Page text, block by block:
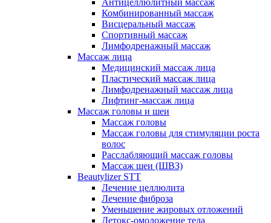
Антицеллюлитный массаж
Комбинированный массаж
Висцеральный массаж
Спортивный массаж
Лимфодренажный массаж
Массаж лица
Медицинский массаж лица
Пластический массаж лица
Лимфодренажный массаж лица
Лифтинг-массаж лица
Массаж головы и шеи
Массаж головы
Массаж головы для стимуляции роста
волос
Расслабляющий массаж головы
Массаж шеи (ШВЗ)
Beautylizer STT
Лечение целлюлита
Лечение фиброза
Уменьшение жировых отложений
Детокс-омоложение тела